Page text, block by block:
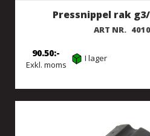
Pressnippel rak
ART NR.
Exkl. moms
90.50 I lager